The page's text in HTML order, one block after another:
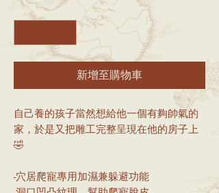
數量 *
新增至購物車
自己養的孩子當然想給他一個有夠帥氣的
家，於是又把雕工完整呈現在他的房子上
🤣
-穴居爬寵專用加濕兼躲避功能